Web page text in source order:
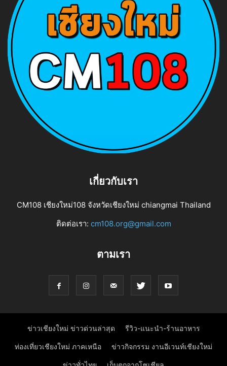
เกี่ยวกับเรา
CM108 เชียงใหม่108 จังหวัดเชียงใหม่ chiangmai Thailand
ติดต่อเรา: cm108.org@gmail.com
ตามเรา
ข่าวเชียงใหม่ ข่าวด่วนล่าสุด รีวิว-แนะนำ-ร้านอาหาร
ท่องเที่ยวเชียงใหม่ ภาคเหนือ ข่าวกิจกรรม งานอีเวนท์เชียงใหม่